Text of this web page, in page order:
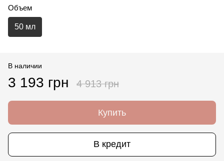
Объем
50 мл
В наличии
3 193 грн 4 913 грн
Купить
В кредит